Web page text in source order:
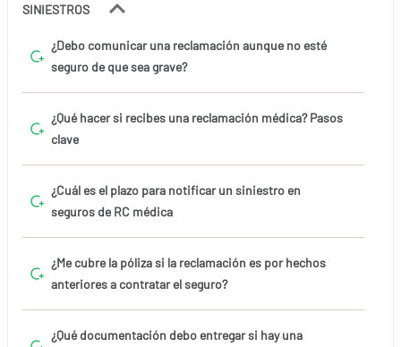
SINIESTROS
¿Debo comunicar una reclamación aunque no esté
seguro de que sea grave?
¿Qué hacer si recibes una reclamación médica? Pasos
clave
¿Cuál es el plazo para notificar un siniestro en
seguros de RC médica
¿Me cubre la póliza si la reclamación es por hechos
anteriores a contratar el seguro?
¿Qué documentación debo entregar si hay una